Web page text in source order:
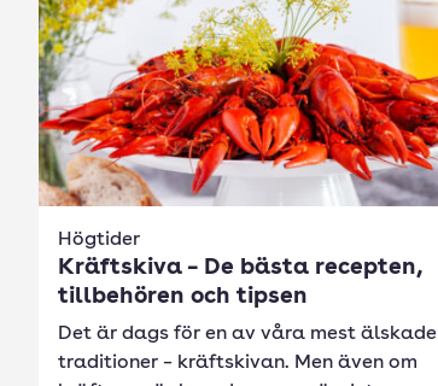
Högtider
Kräftskiva – De bästa recepten,
tillbehören och tipsen
Det är dags för en av våra mest älskade
traditioner – kräftskivan. Men även om